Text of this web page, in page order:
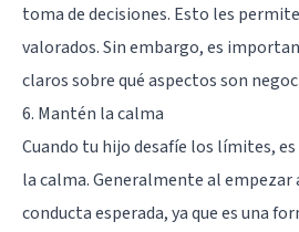
toma de decisiones. Esto les
valorados. Sin embargo, es
claros sobre qué aspectos son
6. Mantén la calma
Cuando tu hijo desafíe los límites,
la calma. Generalmente al empezar
conducta esperada, ya que es una